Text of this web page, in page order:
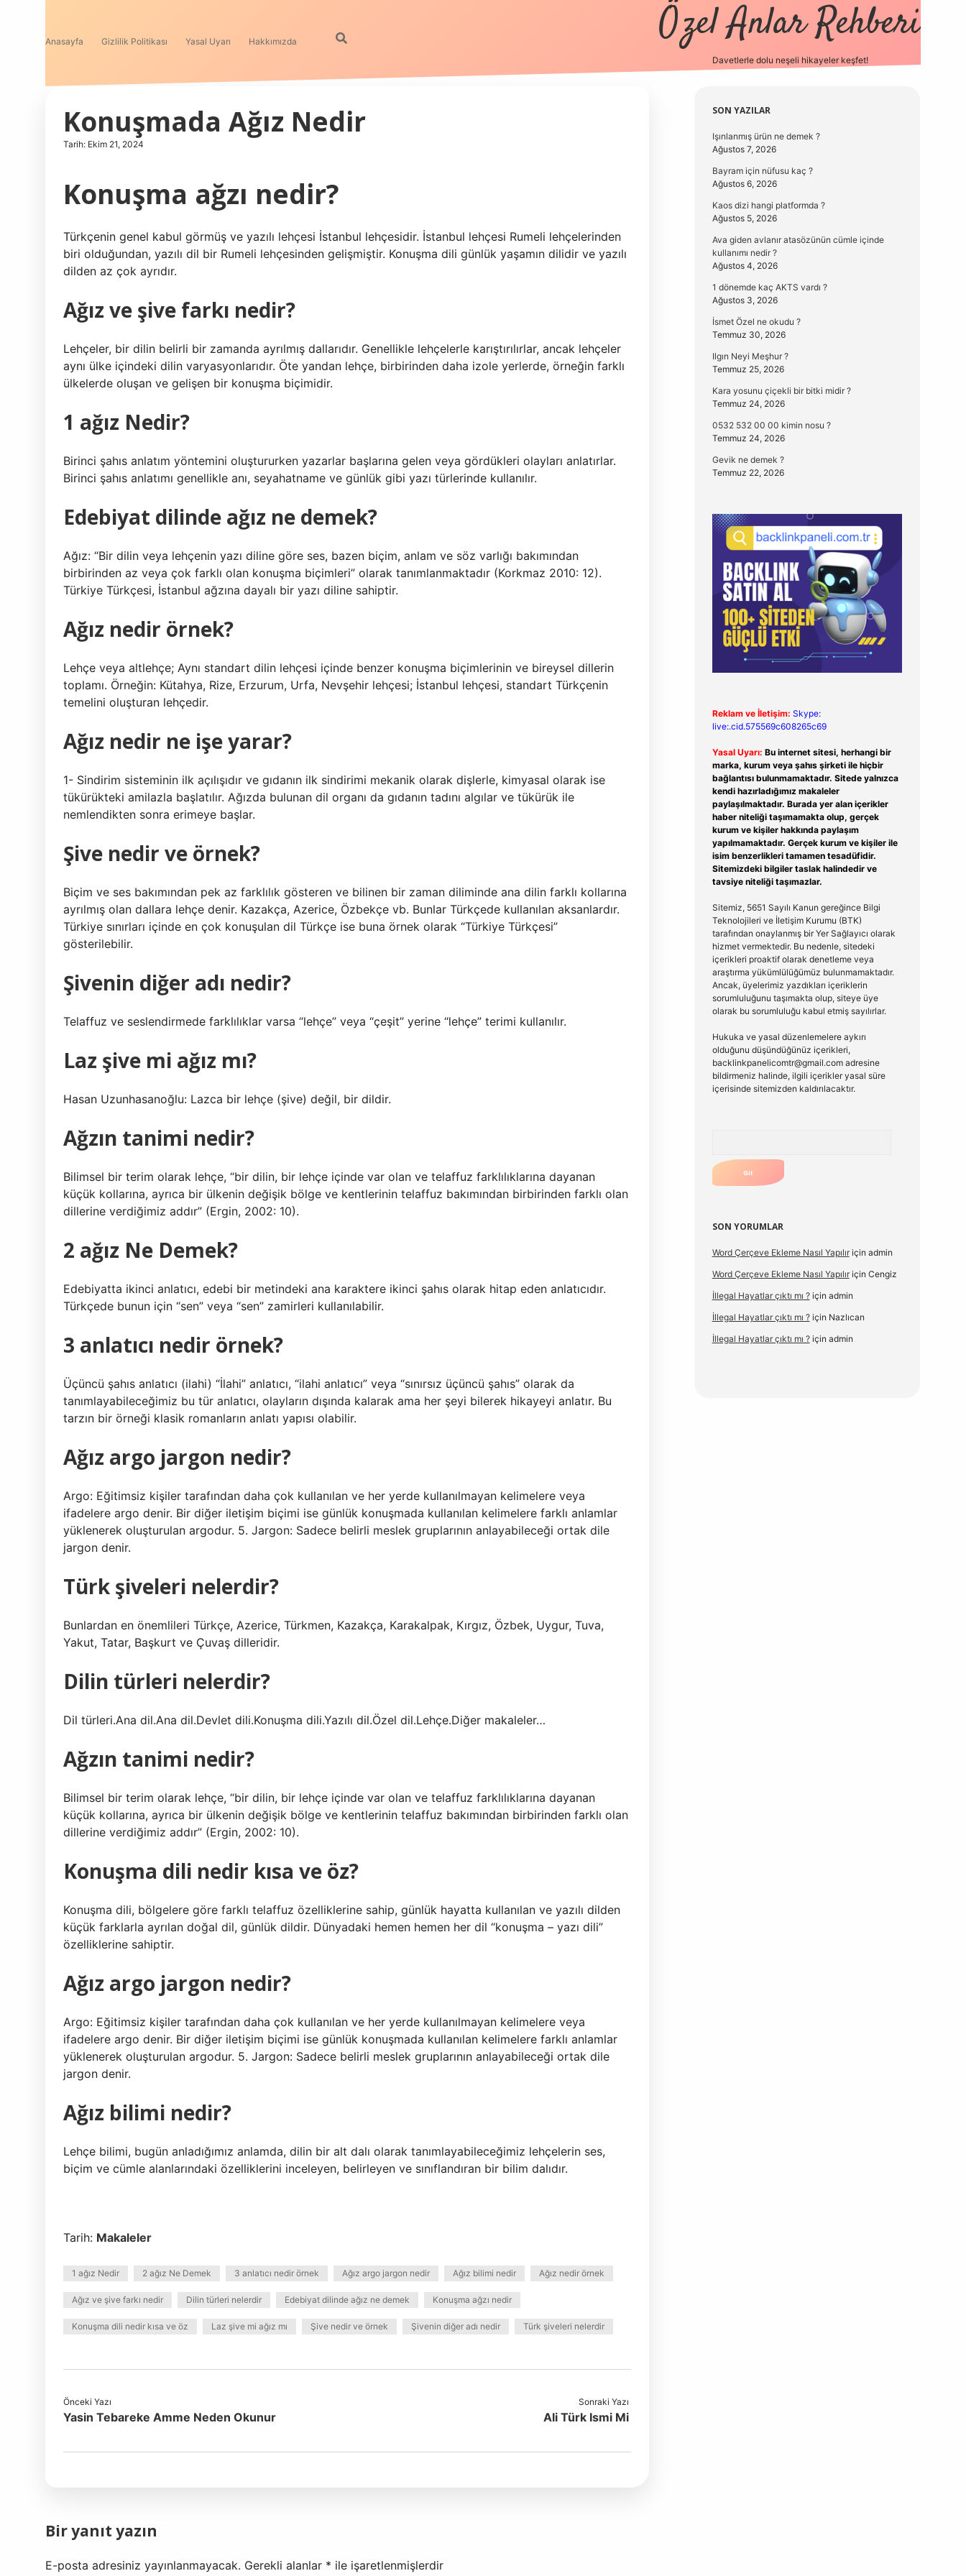
Anasayfa Gizlilik Politikası Yasal Uyarı Hakkımızda Özel Anlar Rehberi
Davetlerle dolu neşeli hikayeler keşfet!
Konuşmada Ağız Nedir
Tarih: Ekim 21, 2024
Konuşma ağzı nedir?
Türkçenin genel kabul görmüş ve yazılı lehçesi İstanbul lehçesidir. İstanbul lehçesi Rumeli lehçelerinden
biri olduğundan, yazılı dil bir Rumeli lehçesinden gelişmiştir. Konuşma dili günlük yaşamın dilidir ve yazılı
dilden az çok ayrıdır.
Ağız ve şive farkı nedir?
Lehçeler, bir dilin belirli bir zamanda ayrılmış dallarıdır. Genellikle lehçelerle karıştırılırlar, ancak lehçeler
aynı ülke içindeki dilin varyasyonlarıdır. Öte yandan lehçe, birbirinden daha izole yerlerde, örneğin farklı
ülkelerde oluşan ve gelişen bir konuşma biçimidir.
1 ağız Nedir?
Birinci şahıs anlatım yöntemini oluştururken yazarlar başlarına gelen veya gördükleri olayları anlatırlar.
Birinci şahıs anlatımı genellikle anı, seyahatname ve günlük gibi yazı türlerinde kullanılır.
Edebiyat dilinde ağız ne demek?
Ağız: “Bir dilin veya lehçenin yazı diline göre ses, bazen biçim, anlam ve söz varlığı bakımından
birbirinden az veya çok farklı olan konuşma biçimleri” olarak tanımlanmaktadır (Korkmaz 2010: 12).
Türkiye Türkçesi, İstanbul ağzına dayalı bir yazı diline sahiptir.
Ağız nedir örnek?
Lehçe veya altlehçe; Aynı standart dilin lehçesi içinde benzer konuşma biçimlerinin ve bireysel dillerin
toplamı. Örneğin: Kütahya, Rize, Erzurum, Urfa, Nevşehir lehçesi; İstanbul lehçesi, standart Türkçenin
temelini oluşturan lehçedir.
Ağız nedir ne işe yarar?
1- Sindirim sisteminin ilk açılışıdır ve gıdanın ilk sindirimi mekanik olarak dişlerle, kimyasal olarak ise
tükürükteki amilazla başlatılır. Ağızda bulunan dil organı da gıdanın tadını algılar ve tükürük ile
nemlendikten sonra erimeye başlar.
Şive nedir ve örnek?
Biçim ve ses bakımından pek az farklılık gösteren ve bilinen bir zaman diliminde ana dilin farklı kollarına
ayrılmış olan dallara lehçe denir. Kazakça, Azerice, Özbekçe vb. Bunlar Türkçede kullanılan aksanlardır.
Türkiye sınırları içinde en çok konuşulan dil Türkçe ise buna örnek olarak “Türkiye Türkçesi”
gösterilebilir.
Şivenin diğer adı nedir?
Telaffuz ve seslendirmede farklılıklar varsa “lehçe” veya “çeşit” yerine “lehçe” terimi kullanılır.
Laz şive mi ağız mı?
Hasan Uzunhasanoğlu: Lazca bir lehçe (şive) değil, bir dildir.
Ağzın tanimi nedir?
Bilimsel bir terim olarak lehçe, “bir dilin, bir lehçe içinde var olan ve telaffuz farklılıklarına dayanan
küçük kollarına, ayrıca bir ülkenin değişik bölge ve kentlerinin telaffuz bakımından birbirinden farklı olan
dillerine verdiğimiz addır” (Ergin, 2002: 10).
2 ağız Ne Demek?
Edebiyatta ikinci anlatıcı, edebi bir metindeki ana karaktere ikinci şahıs olarak hitap eden anlatıcıdır.
Türkçede bunun için “sen” veya “sen” zamirleri kullanılabilir.
3 anlatıcı nedir örnek?
Üçüncü şahıs anlatıcı (ilahi) “İlahi” anlatıcı, “ilahi anlatıcı” veya “sınırsız üçüncü şahıs” olarak da
tanımlayabileceğimiz bu tür anlatıcı, olayların dışında kalarak ama her şeyi bilerek hikayeyi anlatır. Bu
tarzın bir örneği klasik romanların anlatı yapısı olabilir.
Ağız argo jargon nedir?
Argo: Eğitimsiz kişiler tarafından daha çok kullanılan ve her yerde kullanılmayan kelimelere veya
ifadelere argo denir. Bir diğer iletişim biçimi ise günlük konuşmada kullanılan kelimelere farklı anlamlar
yüklenerek oluşturulan argodur. 5. Jargon: Sadece belirli meslek gruplarının anlayabileceği ortak dile
jargon denir.
Türk şiveleri nelerdir?
Bunlardan en önemlileri Türkçe, Azerice, Türkmen, Kazakça, Karakalpak, Kırgız, Özbek, Uygur, Tuva,
Yakut, Tatar, Başkurt ve Çuvaş dilleridir.
Dilin türleri nelerdir?
Dil türleri.Ana dil.Ana dil.Devlet dili.Konuşma dili.Yazılı dil.Özel dil.Lehçe.Diğer makaleler…
Ağzın tanimi nedir?
Bilimsel bir terim olarak lehçe, “bir dilin, bir lehçe içinde var olan ve telaffuz farklılıklarına dayanan
küçük kollarına, ayrıca bir ülkenin değişik bölge ve kentlerinin telaffuz bakımından birbirinden farklı olan
dillerine verdiğimiz addır” (Ergin, 2002: 10).
Konuşma dili nedir kısa ve öz?
Konuşma dili, bölgelere göre farklı telaffuz özelliklerine sahip, günlük hayatta kullanılan ve yazılı dilden
küçük farklarla ayrılan doğal dil, günlük dildir. Dünyadaki hemen hemen her dil “konuşma – yazı dili”
özelliklerine sahiptir.
Ağız argo jargon nedir?
Argo: Eğitimsiz kişiler tarafından daha çok kullanılan ve her yerde kullanılmayan kelimelere veya
ifadelere argo denir. Bir diğer iletişim biçimi ise günlük konuşmada kullanılan kelimelere farklı anlamlar
yüklenerek oluşturulan argodur. 5. Jargon: Sadece belirli meslek gruplarının anlayabileceği ortak dile
jargon denir.
Ağız bilimi nedir?
Lehçe bilimi, bugün anladığımız anlamda, dilin bir alt dalı olarak tanımlayabileceğimiz lehçelerin ses,
biçim ve cümle alanlarındaki özelliklerini inceleyen, belirleyen ve sınıflandıran bir bilim dalıdır.
Tarih: Makaleler
1 ağız Nedir 2 ağız Ne Demek 3 anlatıcı nedir örnek Ağız argo jargon nedir Ağız bilimi nedir Ağız nedir örnek
Ağız ve şive farkı nedir Dilin türleri nelerdir Edebiyat dilinde ağız ne demek Konuşma ağzı nedir
Konuşma dili nedir kısa ve öz Laz şive mi ağız mı Şive nedir ve örnek Şivenin diğer adı nedir Türk şiveleri nelerdir
Önceki Yazı
Yasin Tebareke Amme Neden Okunur
Sonraki Yazı
Ali Türk Ismi Mi
Bir yanıt yazın
E-posta adresiniz yayınlanmayacak. Gerekli alanlar * ile işaretlenmişlerdir
Sidebar
SON YAZILAR
Işınlanmış ürün ne demek ?
Ağustos 7, 2026
Bayram için nüfusu kaç ?
Ağustos 6, 2026
Kaos dizi hangi platformda ?
Ağustos 5, 2026
Ava giden avlanır atasözünün cümle içinde
kullanımı nedir ?
Ağustos 4, 2026
1 dönemde kaç AKTS vardı ?
Ağustos 3, 2026
İsmet Özel ne okudu ?
Temmuz 30, 2026
Ilgın Neyi Meşhur ?
Temmuz 25, 2026
Kara yosunu çiçekli bir bitki midir ?
Temmuz 24, 2026
0532 532 00 00 kimin nosu ?
Temmuz 24, 2026
Gevik ne demek ?
Temmuz 22, 2026
Reklam ve İletişim: Skype:
live:.cid.575569c608265c69
Yasal Uyarı: Bu internet sitesi, herhangi bir
marka, kurum veya şahıs şirketi ile hiçbir
bağlantısı bulunmamaktadır. Sitede yalnızca
kendi hazırladığımız makaleler
paylaşılmaktadır. Burada yer alan içerikler
haber niteliği taşımamakta olup, gerçek
kurum ve kişiler hakkında paylaşım
yapılmamaktadır. Gerçek kurum ve kişiler ile
isim benzerlikleri tamamen tesadüfidir.
Sitemizdeki bilgiler taslak halindedir ve
tavsiye niteliği taşımazlar.
Sitemiz, 5651 Sayılı Kanun gereğince Bilgi
Teknolojileri ve İletişim Kurumu (BTK)
tarafından onaylanmış bir Yer Sağlayıcı olarak
hizmet vermektedir. Bu nedenle, sitedeki
içerikleri proaktif olarak denetleme veya
araştırma yükümlülüğümüz bulunmamaktadır.
Ancak, üyelerimiz yazdıkları içeriklerin
sorumluluğunu taşımakta olup, siteye üye
olarak bu sorumluluğu kabul etmiş sayılırlar.
Hukuka ve yasal düzenlemelere aykırı
olduğunu düşündüğünüz içerikleri,
backlinkpanelicomtr@gmail.comadresine
bildirmeniz halinde, ilgili içerikler yasal süre
içerisinde sitemizden kaldırılacaktır.
SON YORUMLAR
Word Çerçeve Ekleme Nasıl Yapılıriçin admin
Word Çerçeve Ekleme Nasıl Yapılıriçin Cengiz
İllegal Hayatlar çıktı mı ?için admin
İllegal Hayatlar çıktı mı ?için Nazlıcan
İllegal Hayatlar çıktı mı ?için admin